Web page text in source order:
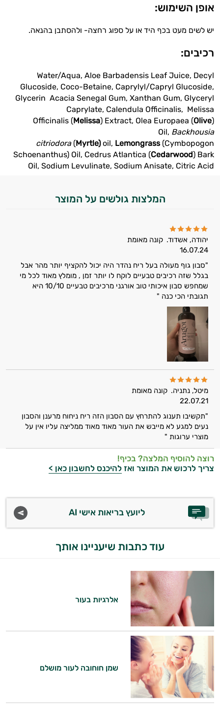
אופן השימוש:
יש לשים מעט בכף היד או על ספוג רחצה- ולהסתבן בהנאה.
רכיבים:
Water/Aqua, Aloe Barbadensis Leaf Juice, Decyl
Glucoside, Coco-Betaine, Caprylyl/Capryl Glucoside,
Glycerin Acacia Senegal Gum, Xanthan Gum, Glyceryl
Caprylate, Calendula Officinalis, Melissa
Officinalis (Melissa) Extract, Olea Europaea (Olive)
Oil, Backhousia
citriodora(Myrtle)oil, Lemongrass(Cymbopogon
Schoenanthus) Oil, Cedrus Atlantica (Cedarwood) Bark
Oil, Sodium Levulinate, Sodium Anisate, Citric Acid
המלצות גולשים על המוצר
יהודה, אשדוד. קונה מאומת
16.07.24
"סבון גוף מעולה בעל ריח נהדר היה יכול להקציף יותר מהר אבל
בגלל שזה רכיבים טבעיים לוקח לו יותר זמן , מומלץ מאוד לכל מי
שמחפש סבון איכותי טוב אורגני מרכיבים טבעיים 10/10 היא
תגובתי הכי כנה "
מיטל, נתניה. קונה מאומת
22.07.21
"תקשיבו תענוג להתרחץ עם הסבון הזה ריח ניחוח מרענן והסבון
נעים למגע לא מייבש את העור מאוד מאוד ממליצה עליו אין על
מוצרי ערוגות "
רוצה להוסיף המלצה? בכיף!
צריך לרכוש את המוצר ואז להיכנס לחשבון כאן >
ליועץ בריאות אישי AI
עוד כתבות שיעניינו אותך
אלרגיות בעור
שמן חוחובה לעור מושלם
היי,
אני יועץ הבריאות האישי AI של טבע בריא.
התשובות שלי מבוססות על מאגרי מידע קליניים
וספרות מקצועית בתחומי הרפואה הטבעית
ותזונת הספורט.